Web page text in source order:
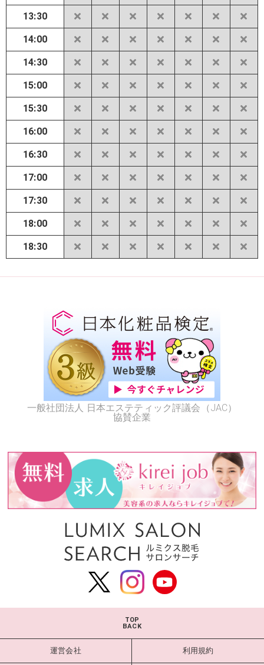
13:30
14:00
14:30
15:00
15:30
16:00
16:30
17:00
17:30
18:00
18:30
一般社団法人 日本エステティック評議会（JAC）
協賛企業
TOP
BACK
運営会社 利用規約